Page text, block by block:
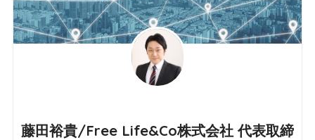
藤田裕貴/Free Life&Co株式会社 代表取締